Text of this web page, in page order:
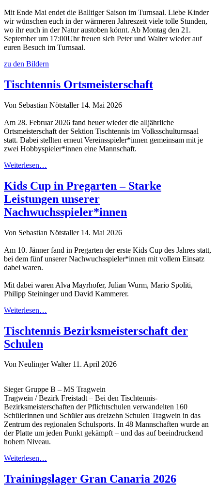
Mit Ende Mai endet die Balltiger Saison im Turnsaal. Liebe Kinder
wir wünschen euch in der wärmeren Jahreszeit viele tolle Stunden,
wo ihr euch in der Natur austoben könnt. Ab Montag den 21.
September um 17:00Uhr freuen sich Peter und Walter wieder auf
euren Besuch im Turnsaal.
zu den Bildern
Tischtennis Ortsmeisterschaft
Von Sebastian Nötstaller 14. Mai 2026
Am 28. Februar 2026 fand heuer wieder die alljährliche
Ortsmeisterschaft der Sektion Tischtennis im Volksschulturnsaal
statt. Dabei stellten erneut Vereinsspieler*innen gemeinsam mit je
zwei Hobbyspieler*innen eine Mannschaft.
Weiterlesen…
Kids Cup in Pregarten – Starke
Leistungen unserer
Nachwuchsspieler*innen
Von Sebastian Nötstaller 14. Mai 2026
Am 10. Jänner fand in Pregarten der erste Kids Cup des Jahres statt,
bei dem fünf unserer Nachwuchsspieler*innen mit vollem Einsatz
dabei waren.
Mit dabei waren Alva Mayrhofer, Julian Wurm, Mario Spoliti,
Philipp Steininger und David Kammerer.
Weiterlesen…
Tischtennis Bezirksmeisterschaft der
Schulen
Von Neulinger Walter 11. April 2026
Sieger Gruppe B – MS Tragwein
Tragwein / Bezirk Freistadt – Bei den Tischtennis-
Bezirksmeisterschaften der Pflichtschulen verwandelten 160
Schülerinnen und Schüler aus dreizehn Schulen Tragwein in das
Zentrum des regionalen Schulsports. In 48 Mannschaften wurde an
der Platte um jeden Punkt gekämpft – und das auf beeindruckend
hohem Niveau.
Weiterlesen…
Trainingslager Gran Canaria 2026